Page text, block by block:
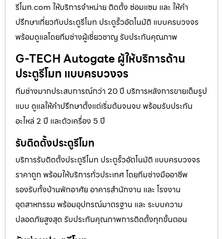
รีโมท.com ให้บริการจำหน่าย ติดตั้ง ซ่อมแซม และ ให้คำ
ปรึกษาเกี่ยวกับประตูรีโมท ประตูรั้วอัตโนมัติ แบบครบวงจร
พร้อมดูแลโดยทีมช่างผู้เชี่ยวชาญ รับประกันคุณภาพ
G-TECH Autogate ผู้ให้บริการด้าน
ประตูรีโมท แบบครบวงจร
ทีมช่างมากประสบการณ์กว่า 20 ปี บริการหลังการขายเต็มรูป
แบบ ดูแลให้คำปรึกษาตั้งแต่เริ่มต้นจนจบ พร้อมรับประกัน
อะไหล่ 2 ปี และตัวเครื่อง 5 ปี
รับติดตั้งประตูรีโมท
บริการรับติดตั้งประตูรีโมท ประตูรั้วอัตโนมัติ แบบครบวงจร
ราคาถูก พร้อมให้บริการทั่วประเทศ โดยทีมช่างมืออาชีพ
รองรับทั้งบ้านพักอาศัย อาคารสำนักงาน และ โรงงาน
อุตสาหกรรม พร้อมอุปกรณ์มาตรฐาน และ ระบบความ
ปลอดภัยสูงสุด รับประกันคุณภาพการติดตั้งทุกขั้นตอน